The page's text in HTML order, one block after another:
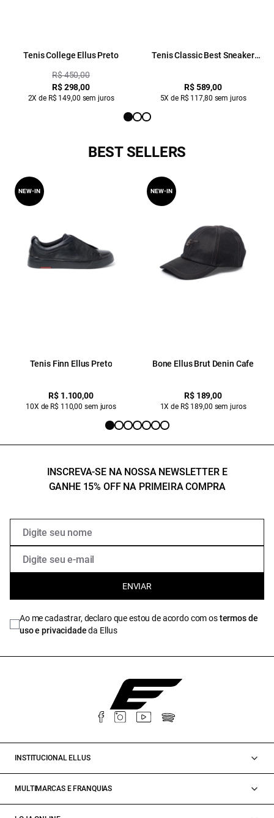
Tenis College Ellus Preto
R$ 450,00
R$ 298,00
2X de R$ 149,00 sem juros
Tenis Classic Best Sneaker
R$ 589,00
5X de R$ 117,80 sem juros
BEST SELLERS
Tenis Finn Ellus Preto
R$ 1.100,00
10X de R$ 110,00 sem juros
NEW-IN
Bone Ellus Brut Denin Cafe
R$ 189,00
1X de R$ 189,00 sem juros
NEW-IN
INSCREVA-SE NA NOSSA NEWSLETTER E
GANHE 15% OFF NA PRIMEIRA COMPRA
ENVIAR
Ao me cadastrar, declaro que estou de acordo com ostermos de
uso e privacidadeda Ellus
INSTITUCIONAL ELLUS
MULTIMARCAS E FRANQUIAS